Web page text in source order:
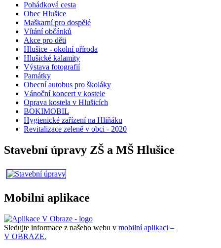
Pohádková cesta
Obec Hlušice
Maškarní pro dospělé
Vítání občánků
Akce pro děti
Hlušice - okolní příroda
Hlušické kalamity
Výstava fotografií
Památky
Obecní autobus pro školáky
Vánoční koncert v kostele
Oprava kostela v Hlušicích
BOKIMOBIL
Hygienické zařízení na Hliňáku
Revitalizace zeleně v obci - 2020
Stavební úpravy ZŠ a MŠ Hlušice
Mobilní aplikace
Sledujte informace z našeho webu v mobilní aplikaci –
V OBRAZE.